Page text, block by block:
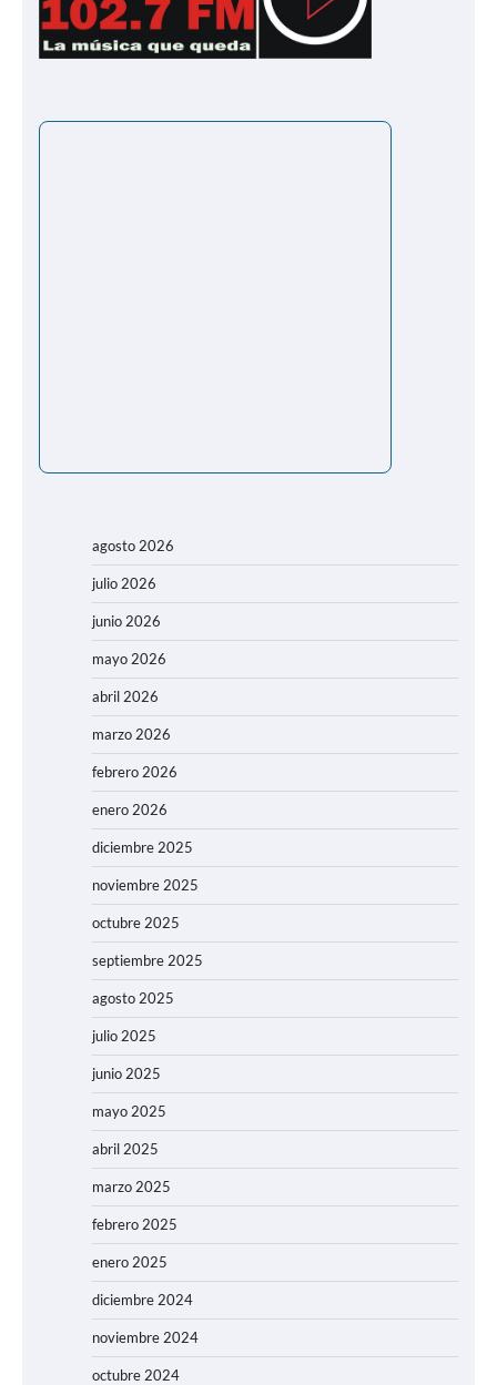
agosto 2026
julio 2026
junio 2026
mayo 2026
abril 2026
marzo 2026
febrero 2026
enero 2026
diciembre 2025
noviembre 2025
octubre 2025
septiembre 2025
agosto 2025
julio 2025
junio 2025
mayo 2025
abril 2025
marzo 2025
febrero 2025
enero 2025
diciembre 2024
noviembre 2024
octubre 2024